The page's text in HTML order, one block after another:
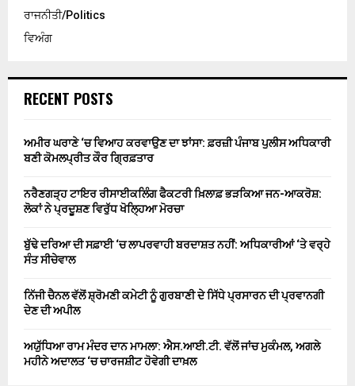
ਰਾਜਨੀਤੀ/Politics
ਵਿਅੰਗ
RECENT POSTS
ਅਮੀਰ ਘਰਾਣੇ ‘ਚ ਵਿਆਹ ਕਰਵਾਉਣ ਦਾ ਝਾਂਸਾ: ਫ਼ਰਜ਼ੀ ਪੰਜਾਬ ਪੁਲੀਸ ਅਧਿਕਾਰੀ
ਬਣੀ ਕੋਮਲਪ੍ਰੀਤ ਕੌਰ ਗ੍ਰਿਫ਼ਤਾਰ
ਨਰੈਣਗੜ੍ਹ ਟਾਇਰ ਰੀਸਾਈਕਲਿੰਗ ਫੈਕਟਰੀ ਖ਼ਿਲਾਫ਼ ਭੜਕਿਆ ਜਨ-ਆਕਰੋਸ਼:
ਲੋਕਾਂ ਨੇ ਪ੍ਰਦੂਸ਼ਣ ਵਿਰੁੱਧ ਖੋਲ੍ਹਿਆ ਮੋਰਚਾ
ਬੁੱਢੇ ਦਰਿਆ ਦੀ ਸਫ਼ਾਈ ‘ਚ ਲਾਪਰਵਾਹੀ ਬਰਦਾਸ਼ਤ ਨਹੀਂ: ਅਧਿਕਾਰੀਆਂ ‘ਤੇ ਵਰ੍ਹੇ
ਸੰਤ ਸੀਚੇਵਾਲ
ਨਿੱਜੀ ਚੈਨਲ ਵੱਲੋਂ ਸ਼੍ਰੋਮਣੀ ਕਮੇਟੀ ਨੂੰ ਗੁਰਬਾਣੀ ਦੇ ਸਿੱਧੇ ਪ੍ਰਸਾਰਨ ਦੀ ਪ੍ਰਵਾਨਗੀ
ਦੇਣ ਦੀ ਅਪੀਲ
ਅਯੁੱਧਿਆ ਰਾਮ ਮੰਦਰ ਦਾਨ ਮਾਮਲਾ: ਐਸ.ਆਈ.ਟੀ. ਵੱਲੋਂ ਜਾਂਚ ਮੁਕੰਮਲ, ਅਗਲੇ
ਮਹੀਨੇ ਅਦਾਲਤ ‘ਚ ਚਾਰਜਸ਼ੀਟ ਹੋਵੇਗੀ ਦਾਖ਼ਲ